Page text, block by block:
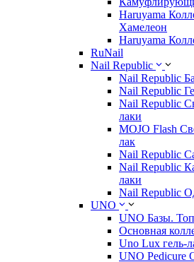
Haruyama
Хамелеон
Haruyama
RuNail
Nail Republic
Nail Republic
Nail Republic
Nail Republic
лаки
MOJO Flash
лак
Nail Republic
Nail Republic
лаки
Nail Republic
UNO
UNO Базы.
Основная
Uno Lux гель-
UNO Pedicure